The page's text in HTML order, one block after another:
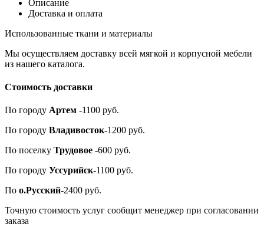
Описание
Доставка и оплата
Использованные ткани и материалы
Мы осуществляем доставку всей мягкой и корпусной мебели
из нашего каталога.
Стоимость доставки
По городу Артем -1100 руб.
По городу Владивосток-1200 руб.
По поселку Трудовое -600 руб.
По городу Уссурийск-1100 руб.
По о.Русский-2400 руб.
Точную стоимость услуг сообщит менеджер при согласовании
заказа